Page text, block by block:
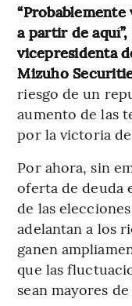
a partir de
vicepresidenta
Mizuho
riesgo de un
aumento de las
por la victoria
Por ahora, sin
oferta de deuda
de las
adelantan a los
ganen
que las
sean mayores